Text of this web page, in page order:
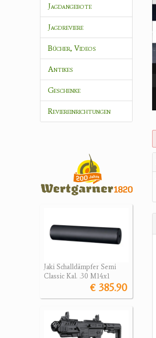
Jagdangebote
Jagdreviere
Bücher, Videos
Antikes
Geschenke
Reviereinrichtungen
Jaki Schalldämpfer Semi
Classic Kal. .30 M14x1
€ 385.90